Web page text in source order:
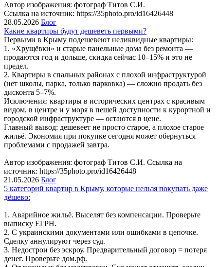
Автор изображения: фотограф Титов С.И.
Ссылка на источник: https://35photo.pro/id16426448
28.05.2026 Блог
Какие квартиры будут дешеветь первыми?
Первыми в Крыму подешевеют неликвидные квартиры:
1. «Хрущёвки» и старые панельные дома без ремонта —
продаются год и дольше, скидка сейчас 10–15% и это не
предел.
2. Квартиры в спальных районах с плохой инфраструктурой
(нет школы, парка, только парковка) — сложно продать без
дисконта 5–7%.
Исключения: квартиры в исторических центрах с красивым
видом, в центре и у моря в пешей доступности к курортной и
городской инфраструктуре — остаются в цене.
Главный вывод: дешевеет не просто старое, а плохое старое
жильё. Экономия при покупке сегодня может обернуться
проблемами с продажей завтра.
Автор изображения: фотограф Титов С.И. Ссылка на
источник: https://35photo.pro/id16426448
21.05.2026 Блог
5 категорий квартир в Крыму, которые нельзя покупать даже
дёшево:
1. Аварийное жильё. Выселят без компенсации. Проверьте
выписку ЕГРН.
2. С украинскими документами или ошибками в цепочке.
Сделку аннулируют через суд.
3. Недострои без эскроу. Предварительный договор = потеря
денег. Проверьте дом.рф.